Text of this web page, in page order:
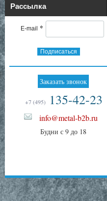
Рассылка
E-mail *
Подписаться
Заказать звонок
+7 (495) 135-42-23
info@metal-b2b.ru
Будни с 9 до 18